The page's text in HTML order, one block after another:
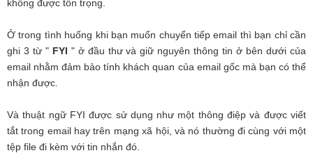
không được tôn trọng.
Ở trong tình huống khi bạn muốn chuyển tiếp email thì bạn chỉ cần
ghi 3 từ " FYI " ở đầu thư và giữ nguyên thông tin ở bên dưới của
email nhằm đảm bảo tính khách quan của email gốc mà bạn có thể
nhận được.
Và thuật ngữ FYI được sử dụng như một thông điệp và được viết
tắt trong email hay trên mạng xã hội, và nó thường đi cùng với một
tệp file đi kèm với tin nhắn đó.